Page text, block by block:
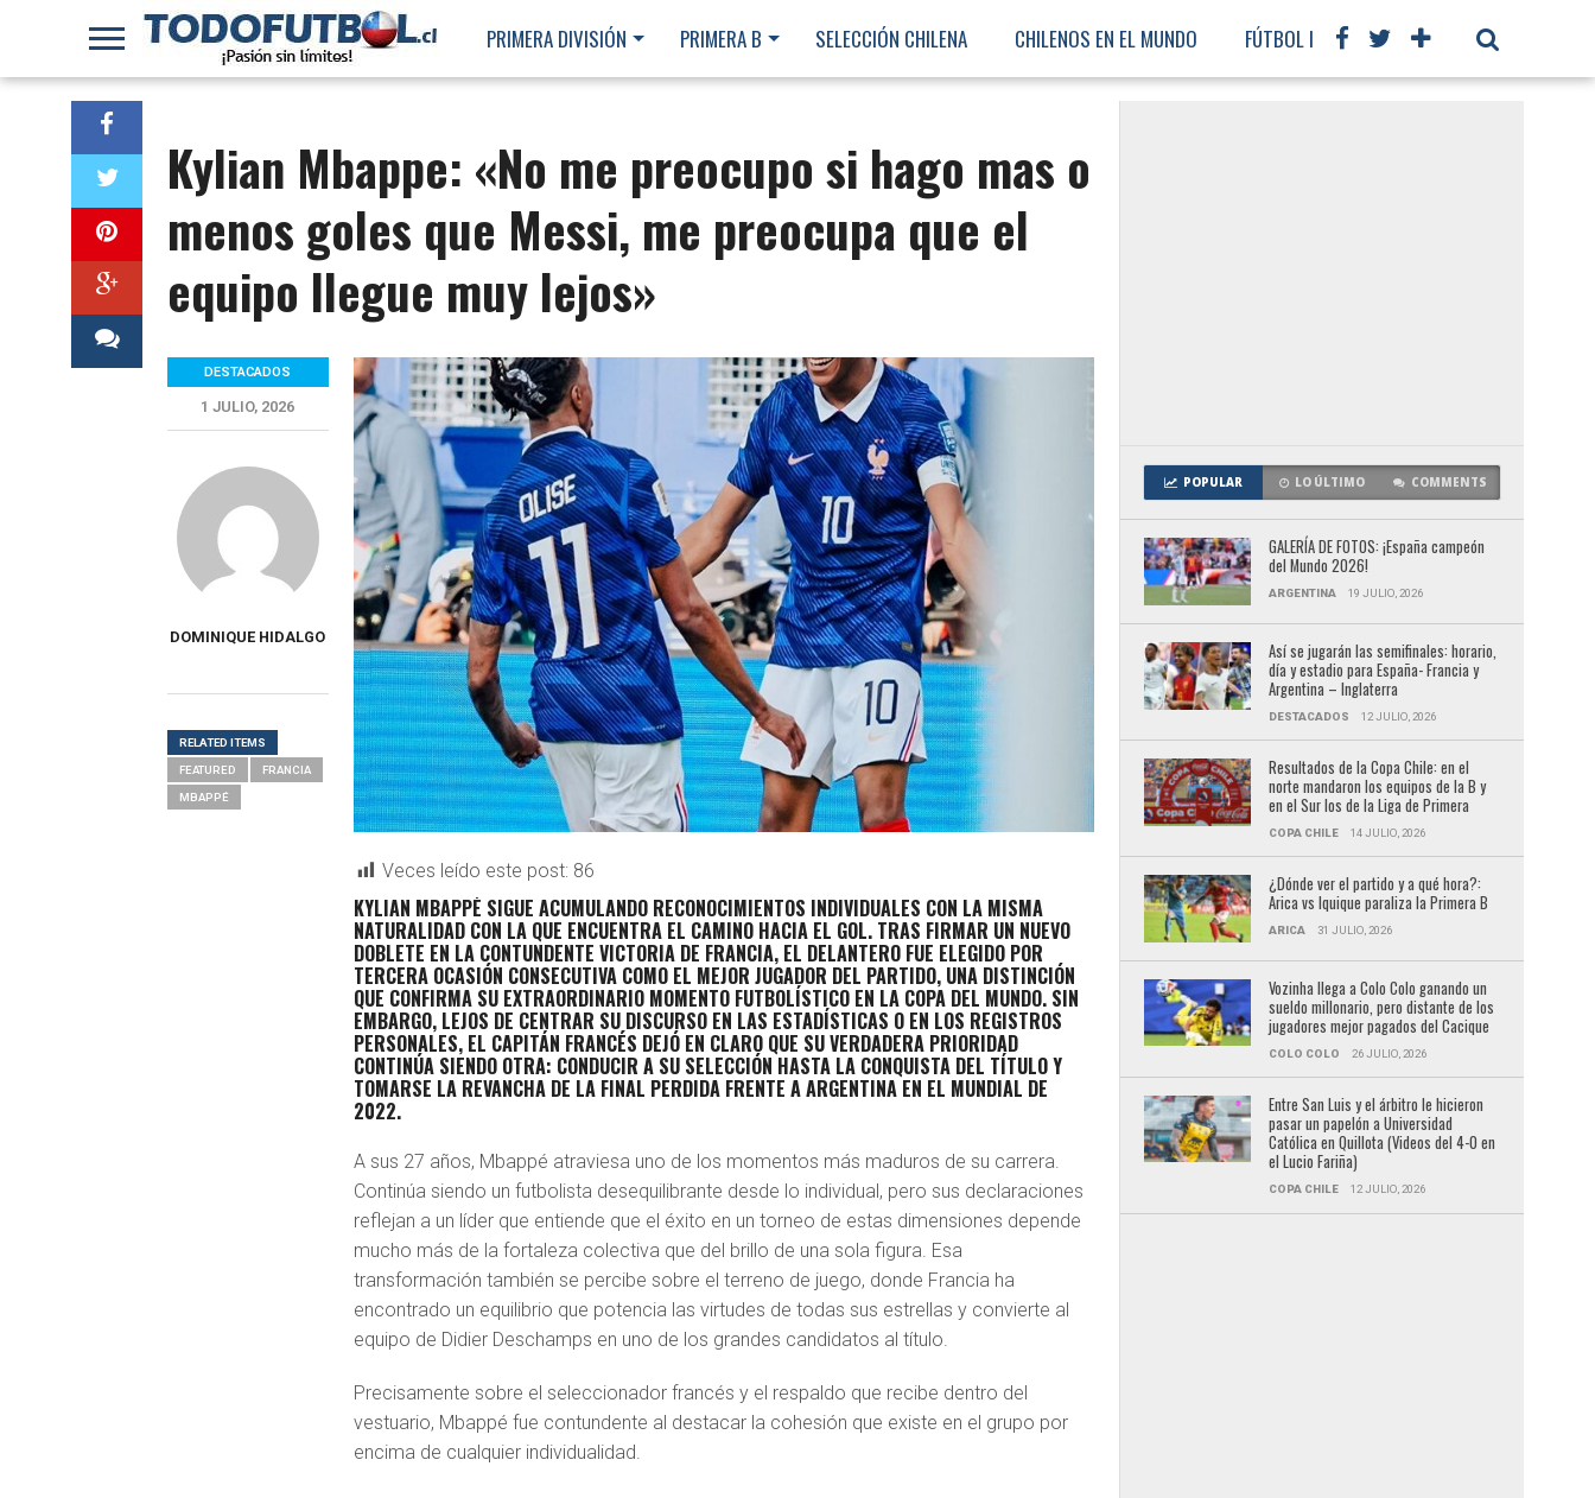
PRIMERA DIVISIÓN PRIMERA B SELECCIÓN CHILENA CHILENOS EN EL MUNDO FÚTBOL INTERNACIONAL
Kylian Mbappe: «No me preocupo si hago mas o
menos goles que Messi, me preocupa que el
equipo llegue muy lejos»
Veces leído este post: 86
KYLIAN MBAPPÉ SIGUE ACUMULANDO RECONOCIMIENTOS INDIVIDUALES CON LA MISMA
NATURALIDAD CON LA QUE ENCUENTRA EL CAMINO HACIA EL GOL. TRAS FIRMAR UN NUEVO
DOBLETE EN LA CONTUNDENTE VICTORIA DE FRANCIA, EL DELANTERO FUE ELEGIDO POR
TERCERA OCASIÓN CONSECUTIVA COMO EL MEJOR JUGADOR DEL PARTIDO, UNA DISTINCIÓN
QUE CONFIRMA SU EXTRAORDINARIO MOMENTO FUTBOLÍSTICO EN LA COPA DEL MUNDO. SIN
EMBARGO, LEJOS DE CENTRAR SU DISCURSO EN LAS ESTADÍSTICAS O EN LOS REGISTROS
PERSONALES, EL CAPITÁN FRANCÉS DEJÓ EN CLARO QUE SU VERDADERA PRIORIDAD
CONTINÚA SIENDO OTRA: CONDUCIR A SU SELECCIÓN HASTA LA CONQUISTA DEL TÍTULO Y
TOMARSE LA REVANCHA DE LA FINAL PERDIDA FRENTE A ARGENTINA EN EL MUNDIAL DE
2022.
A sus 27 años, Mbappé atraviesa uno de los momentos más maduros de su carrera.
Continúa siendo un futbolista desequilibrante desde lo individual, pero sus declaraciones
reflejan a un líder que entiende que el éxito en un torneo de estas dimensiones depende
mucho más de la fortaleza colectiva que del brillo de una sola figura. Esa
transformación también se percibe sobre el terreno de juego, donde Francia ha
encontrado un equilibrio que potencia las virtudes de todas sus estrellas y convierte al
equipo de Didier Deschamps en uno de los grandes candidatos al título.
Precisamente sobre el seleccionador francés y el respaldo que recibe dentro del
vestuario, Mbappé fue contundente al destacar la cohesión que existe en el grupo por
encima de cualquier individualidad.
DESTACADOS
1 JULIO, 2026
DOMINIQUE HIDALGO
RELATED ITEMS
FEATURED FRANCIA
MBAPPÉ
POPULAR LO ÚLTIMO COMMENTS
GALERÍA DE FOTOS: ¡España campeón
del Mundo 2026!
ARGENTINA 19 JULIO, 2026
Así se jugarán las semifinales: horario,
día y estadio para España- Francia y
Argentina – Inglaterra
DESTACADOS 12 JULIO, 2026
Resultados de la Copa Chile: en el
norte mandaron los equipos de la B y
en el Sur los de la Liga de Primera
COPA CHILE 14 JULIO, 2026
¿Dónde ver el partido y a qué hora?:
Arica vs Iquique paraliza la Primera B
ARICA 31 JULIO, 2026
Vozinha llega a Colo Colo ganando un
sueldo millonario, pero distante de los
jugadores mejor pagados del Cacique
COLO COLO 26 JULIO, 2026
Entre San Luis y el árbitro le hicieron
pasar un papelón a Universidad
Católica en Quillota (Videos del 4-0 en
el Lucio Fariña)
COPA CHILE 12 JULIO, 2026